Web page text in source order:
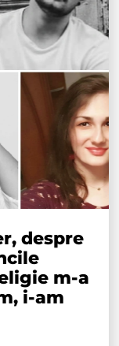
despre
m-a
i-am